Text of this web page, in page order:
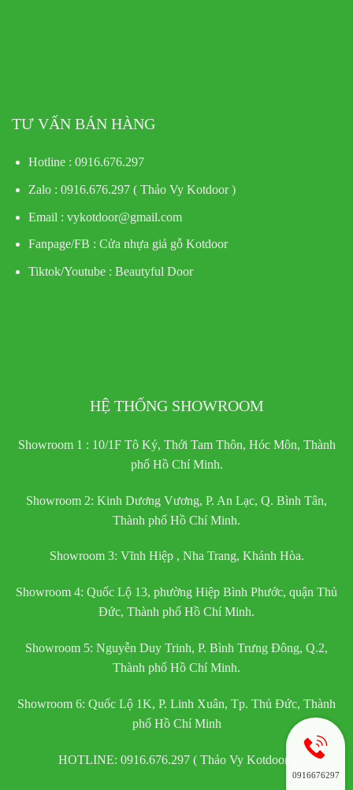
TƯ VẤN BÁN HÀNG
Hotline : 0916.676.297
Zalo : 0916.676.297 ( Thảo Vy Kotdoor )
Email : vykotdoor@gmail.com
Fanpage/FB : Cửa nhựa giả gỗ Kotdoor
Tiktok/Youtube : Beautyful Door
HỆ THỐNG SHOWROOM
Showroom 1 : 10/1F Tô Ký, Thới Tam Thôn, Hóc Môn, Thành
phố Hồ Chí Minh.
Showroom 2: Kinh Dương Vương, P. An Lạc, Q. Bình Tân,
Thành phố Hồ Chí Minh.
Showroom 3: Vĩnh Hiệp , Nha Trang, Khánh Hòa.
Showroom 4: Quốc Lộ 13, phường Hiệp Bình Phước, quận Thủ
Đức, Thành phố Hồ Chí Minh.
Showroom 5: Nguyễn Duy Trinh, P. Bình Trưng Đông, Q.2,
Thành phố Hồ Chí Minh.
Showroom 6: Quốc Lộ 1K, P. Linh Xuân, Tp. Thủ Đức, Thành
phố Hồ Chí Minh
HOTLINE: 0916.676.297 ( Thảo Vy Kotdoor )
0916676297